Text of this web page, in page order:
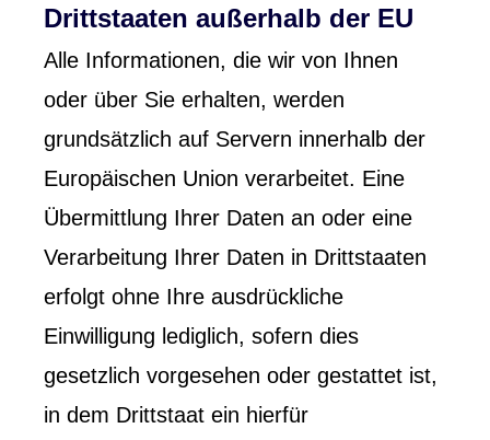
Drittstaaten außerhalb der EU
Alle Informationen, die wir von Ihnen
oder über Sie erhalten, werden
grundsätzlich auf Servern innerhalb der
Europäischen Union verarbeitet. Eine
Übermittlung Ihrer Daten an oder eine
Verarbeitung Ihrer Daten in Drittstaaten
erfolgt ohne Ihre ausdrückliche
Einwilligung lediglich, sofern dies
gesetzlich vorgesehen oder gestattet ist,
in dem Drittstaat ein hierfür